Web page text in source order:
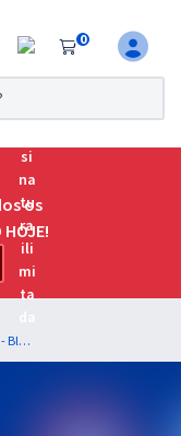
0
os
TJ PE - Tribunal de Justiça do Estado de Pernambuco - Bloco 3 para o Cargo de Juiz Substituto (Pós-Edital)